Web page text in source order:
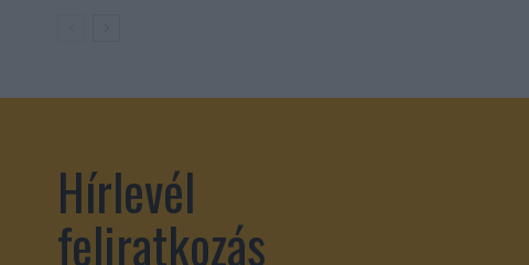
Hírlevél
feliratkozás